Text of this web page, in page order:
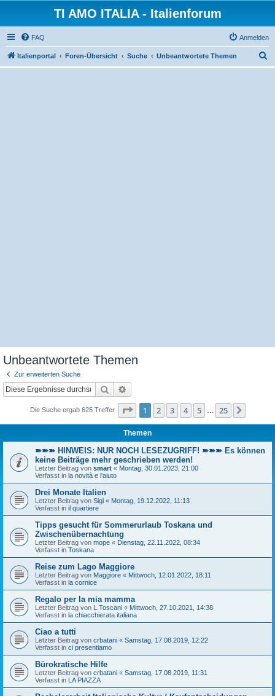
TI AMO ITALIA - Italienforum
FAQ Anmelden
Italienportal Foren-Übersicht Suche Unbeantwortete Themen
u
Unbeantwortete Themen
Zur erweiterten Suche
Suche
Die Suche ergab 625 Treffer Seite 1von 25
1 2 3 4 5 25
Themen
➽➽➽ HINWEIS: NUR NOCH LESEZUGRIFF! ➽➽➽ Es können
keine Beiträge mehr geschrieben werden!
Letzter Beitrag von smart « Montag, 30.01.2023, 21:00
Verfasst in la novità e l'aiuto
Drei Monate Italien
Letzter Beitrag von Sigi « Montag, 19.12.2022, 11:13
Verfasst in il quartiere
Tipps gesucht für Sommerurlaub Toskana und
Zwischenübernachtung
Letzter Beitrag von mope « Dienstag, 22.11.2022, 08:34
Verfasst in Toskana
Reise zum Lago Maggiore
Letzter Beitrag von Maggiore « Mittwoch, 12.01.2022, 18:11
Verfasst in la cornice
Regalo per la mia mamma
Letzter Beitrag von L.Toscani « Mittwoch, 27.10.2021, 14:38
Verfasst in la chiacchierata italiana
Ciao a tutti
Letzter Beitrag von crbatani « Samstag, 17.08.2019, 12:22
Verfasst in ci presentiamo
Bürokratische Hilfe
Letzter Beitrag von crbatani « Samstag, 17.08.2019, 11:31
Verfasst in LA PIAZZA